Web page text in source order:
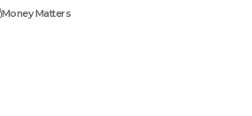
Money Matters